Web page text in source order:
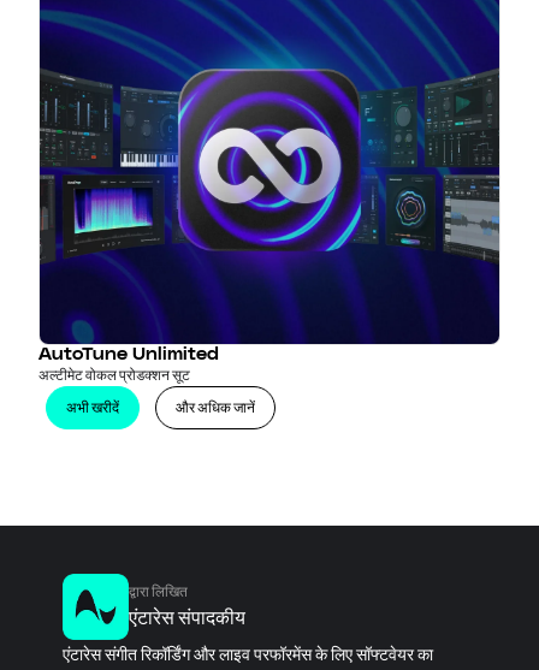
AutoTune Unlimited
अल्टीमेट वोकल प्रोडक्शन सूट
अभी खरीदें
और अधिक जानें
द्वारा लिखित
एंटारेस संपादकीय
एंटारेस संगीत रिकॉर्डिंग और लाइव परफॉरमेंस के लिए सॉफ्टवेयर का